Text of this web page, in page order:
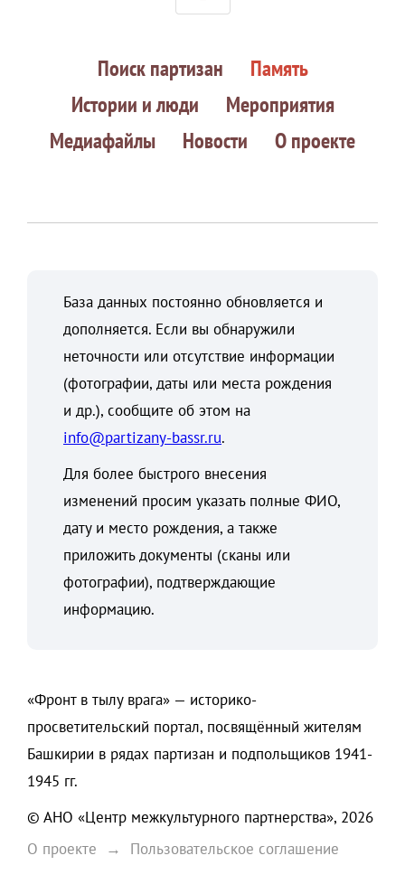
Поиск партизан
Память
Истории и люди
Мероприятия
Медиафайлы
Новости О проекте
База данных постоянно обновляется и
дополняется. Если вы обнаружили
неточности или отсутствие информации
(фотографии, даты или места рождения
и др.), сообщите об этом на
info@partizany-bassr.ru.
Для более быстрого внесения
изменений просим указать полные ФИО,
дату и место рождения, а также
приложить документы (сканы или
фотографии), подтверждающие
информацию.
«Фронт в тылу врага» — историко-
просветительский портал, посвящённый жителям
Башкирии в рядах партизан и подпольщиков 1941-
1945 гг.
© АНО «Центр межкультурного партнерства», 2026
О проекте
Пользовательское соглашение